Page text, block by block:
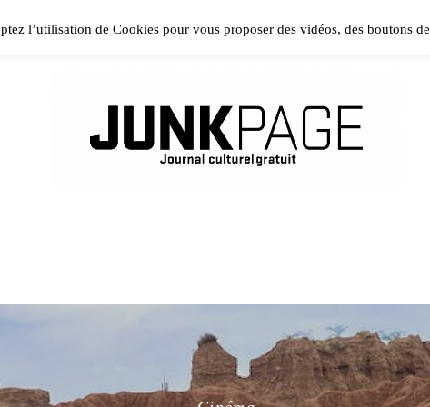
Please install and activate Powerkit plugin from Appearance →
l’utilisation de Cookies pour vous proposer des vidéos, des boutons